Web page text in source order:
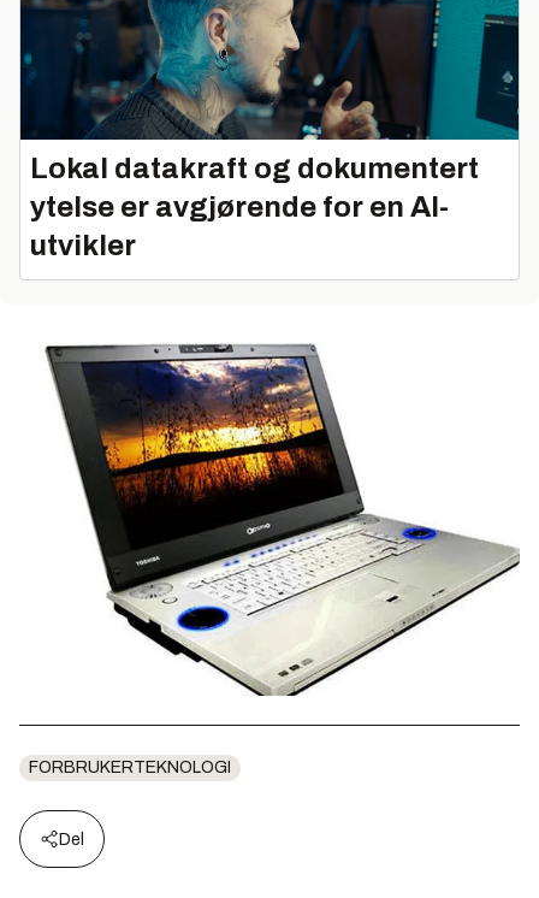
Lokal datakraft og dokumentert
ytelse er avgjørende for en AI-
utvikler
FORBRUKERTEKNOLOGI
Del